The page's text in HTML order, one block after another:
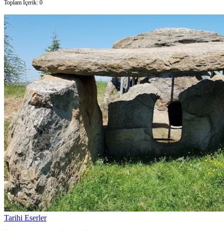
Toplam İçerik: 0
Tarihi Eserler